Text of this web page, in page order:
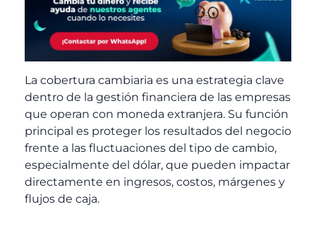
La cobertura cambiaria es una estrategia clave
dentro de la gestión financiera de las empresas
que operan con moneda extranjera. Su función
principal es proteger los resultados del negocio
frente a las fluctuaciones del tipo de cambio,
especialmente del dólar, que pueden impactar
directamente en ingresos, costos, márgenes y
flujos de caja.